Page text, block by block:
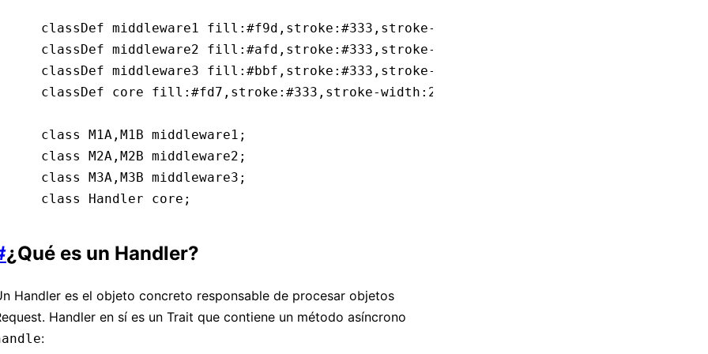
    classDef middleware1 fill:#f9d,stroke:#333,stroke-width:2px;
    classDef middleware2 fill:#afd,stroke:#333,stroke-width:2px;
    classDef middleware3 fill:#bbf,stroke:#333,stroke-width:2px;
    classDef core fill:#fd7,stroke:#333,stroke-width:2px;
    class M1A,M1B middleware1;
    class M2A,M2B middleware2;
    class M3A,M3B middleware3;
    class Handler core;
¿Qué es un Handler?
Handler es el objeto concreto responsable de procesar objetos
Handler en sí es un Trait que contiene un método asíncrono
: